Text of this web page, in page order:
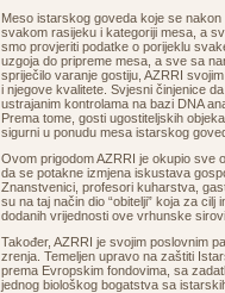
Meso istarskog goveda koje se
svakom rasijeku i kategoriji mesa, a
smo provjeriti podatke o porijeklu
uzgoja do pripreme mesa, a sve sa
spriječilo varanje gostiju, AZRRI
i njegove kvalitete. Svjesni činjenice
ustrajanim kontrolama na bazi DNA
Prema tome, gosti ugostiteljskih
sigurni u ponudu mesa
Ovom prigodom AZRRI je okupio sve
da se potakne izmjena iskustava
Znanstvenici, profesori kuharstva,
su na taj način dio “obitelji” koja za
dodanih vrijednosti ove vrhunske
Također, AZRRI je svojim poslovnim
zrenja. Temeljen upravo na zaštiti
prema Evropskim fondovima, sa
jednog biološkog bogatstva sa